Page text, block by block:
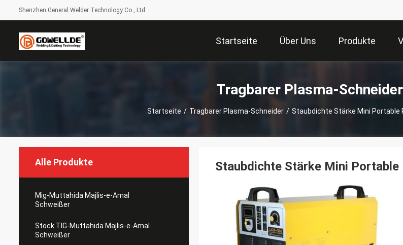
Shenzhen General Welder Technology Co., Ltd.
Startseite Über Uns Produkte
Tragbarer Plasma-
Startseite / Tragbarer Plasma-Schneider / Staubdichte Stärke Mini
Alle Produkte
Mig-Muttahida Majlis-e-Amal
Schweißer
Stock TIG-Muttahida Majlis-e-Amal
Schweißer
Staubdichte Stärke Mini